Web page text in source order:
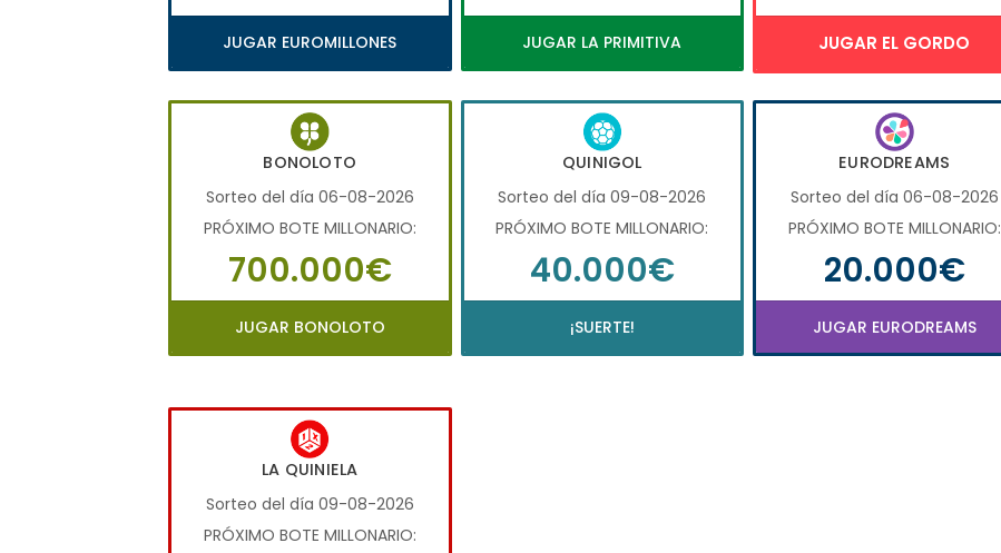
JUGAR EUROMILLONES JUGAR LA PRIMITIVA JUGAR EL GORDO
BONOLOTO
Sorteo del día 06-08-2026
PRÓXIMO BOTE MILLONARIO:
700.000€
JUGAR BONOLOTO
QUINIGOL
Sorteo del día 09-08-2026
PRÓXIMO BOTE MILLONARIO:
40.000€
¡SUERTE!
EURODREAMS
Sorteo del día 06-08-2026
PRÓXIMO BOTE MILLONARIO:
20.000€
JUGAR EURODREAMS
LA QUINIELA
Sorteo del día 09-08-2026
PRÓXIMO BOTE MILLONARIO: